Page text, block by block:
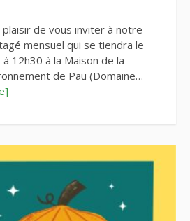
de vous inviter à notre
mensuel qui se tiendra le
12h30 à la Maison de la
de Pau (Domaine…